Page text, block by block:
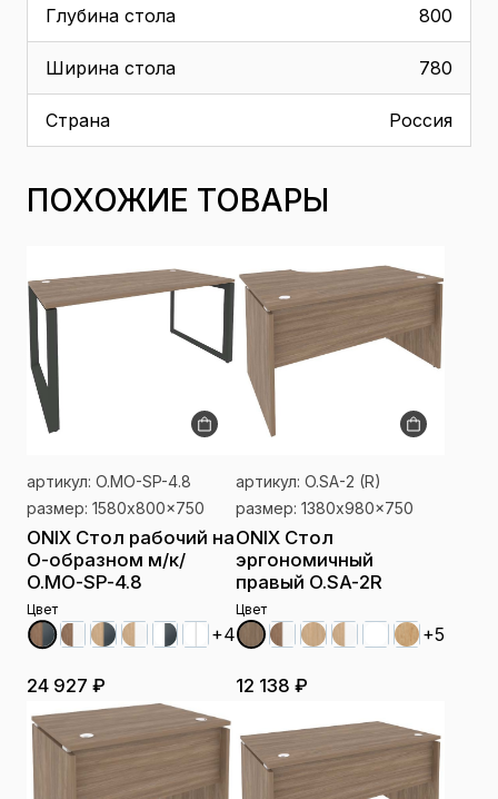
Глубина стола 800
Ширина стола 780
Страна Россия
ПОХОЖИЕ ТОВАРЫ
артикул: O.MO-SP-4.8
размер: 1580x800x750
ONIX Стол рабочий на
О-образном м/к/
O.MO-SP-4.8
Цвет
+4
24 927 ₽
артикул: O.SA-2 (R)
размер: 1380x980x750
ONIX Стол
эргономичный
правый O.SA-2R
Цвет
+5
12 138 ₽